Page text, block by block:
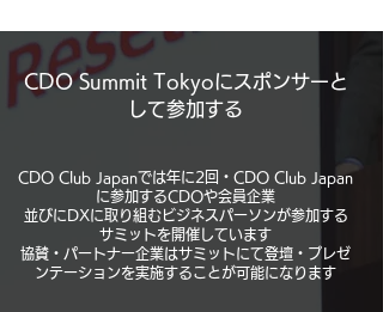
CDO Summit Tokyoにスポンサーと
して参加する
CDO Club Japanでは年に2回・CDO Club Japan
に参加するCDOや会員企業
並びにDXに取り組むビジネスパーソンが参加する
サミットを開催しています
​協賛・パートナー企業はサミットにて登壇・プレゼ
ンテーションを実施することが可能になります